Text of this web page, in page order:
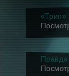
«Трип»